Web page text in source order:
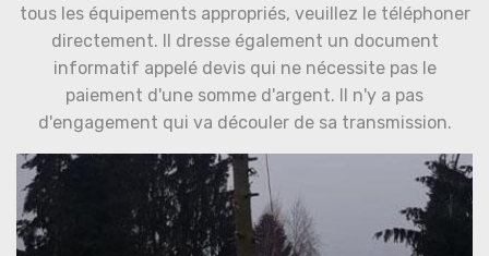
tous les équipements appropriés, veuillez le téléphoner
directement. Il dresse également un document
informatif appelé devis qui ne nécessite pas le
paiement d'une somme d'argent. Il n'y a pas
d'engagement qui va découler de sa transmission.